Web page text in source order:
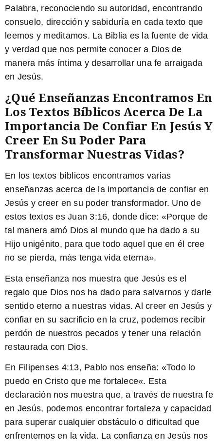
Palabra, reconociendo su autoridad, encontrando
consuelo, dirección y sabiduría en cada texto que
leemos y meditamos. La Biblia es la fuente de vida
y verdad que nos permite conocer a Dios de
manera más íntima y desarrollar una fe arraigada
en Jesús.
¿Qué Enseñanzas Encontramos En
Los Textos Bíblicos Acerca De La
Importancia De Confiar En Jesús Y
Creer En Su Poder Para
Transformar Nuestras Vidas?
En los textos bíblicos encontramos varias
enseñanzas acerca de la importancia de confiar en
Jesús y creer en su poder transformador. Uno de
estos textos es Juan 3:16, donde dice: «Porque de
tal manera amó Dios al mundo que ha dado a su
Hijo unigénito, para que todo aquel que en él cree
no se pierda, más tenga vida eterna».
Esta enseñanza nos muestra que Jesús es el
regalo que Dios nos ha dado para salvarnos y darle
sentido eterno a nuestras vidas. Al creer en Jesús y
confiar en su sacrificio en la cruz, podemos recibir
perdón de nuestros pecados y tener una relación
restaurada con Dios.
En Filipenses 4:13, Pablo nos enseña: «Todo lo
puedo en Cristo que me fortalece«. Esta
declaración nos muestra que, a través de nuestra fe
en Jesús, podemos encontrar fortaleza y capacidad
para superar cualquier obstáculo o dificultad que
enfrentemos en la vida. La confianza en Jesús nos